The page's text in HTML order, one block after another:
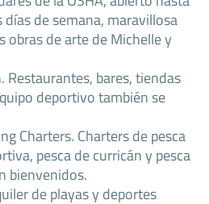
de semana, maravillosa
obras de arte de Michelle y
Restaurantes, bares, tiendas
deportivo también se
Charters. Charters de pesca
pesca de curricán y pesca
bienvenidos.
de playas y deportes